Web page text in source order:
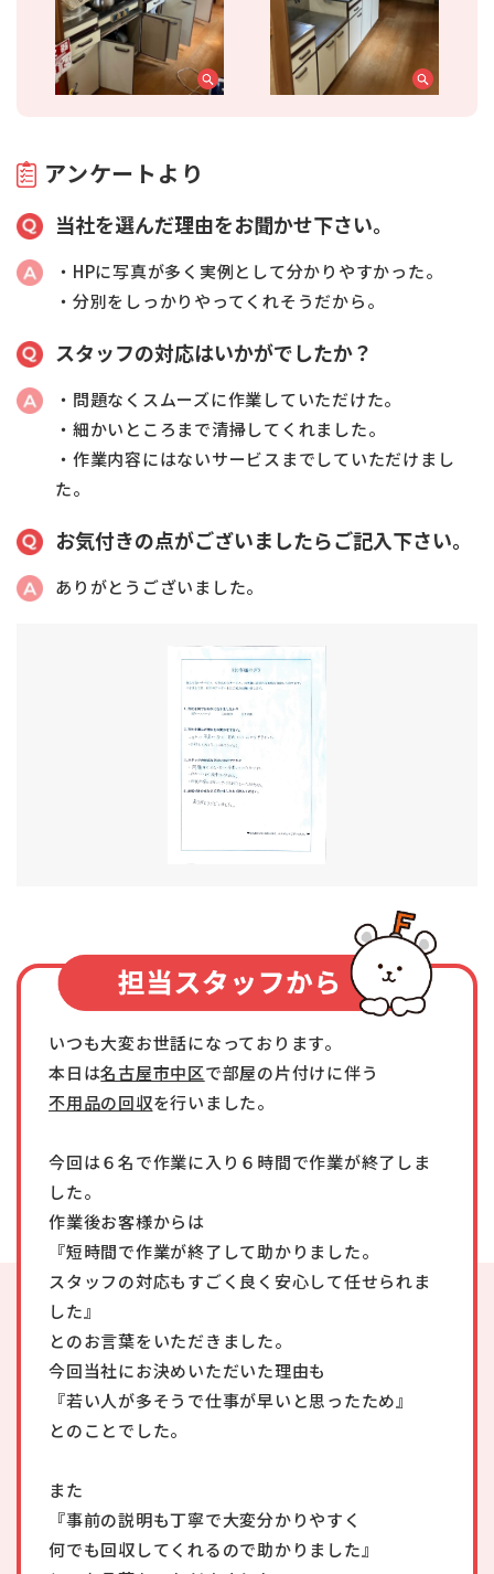
アンケートより
当社を選んだ理由をお聞かせ下さい。
・HPに写真が多く実例として分かりやすかった。
・分別をしっかりやってくれそうだから。
スタッフの対応はいかがでしたか？
・問題なくスムーズに作業していただけた。
・細かいところまで清掃してくれました。
・作業内容にはないサービスまでしていただけまし
た。
お気付きの点がございましたらご記入下さい。
ありがとうございました。
いつも大変お世話になっております。
本日は名古屋市中区で部屋の片付けに伴う
不用品の回収を行いました。
今回は６名で作業に入り６時間で作業が終了しま
した。
作業後お客様からは
『短時間で作業が終了して助かりました。
スタッフの対応もすごく良く安心して任せられま
した』
とのお言葉をいただきました。
今回当社にお決めいただいた理由も
『若い人が多そうで仕事が早いと思ったため』
とのことでした。
また
『事前の説明も丁寧で大変分かりやすく
何でも回収してくれるので助かりました』